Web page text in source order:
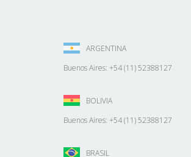
ARGENTINA
Buenos Aires: +54 (11) 52388127
BOLIVIA
Buenos Aires: +54 (11) 52388127
BRASIL